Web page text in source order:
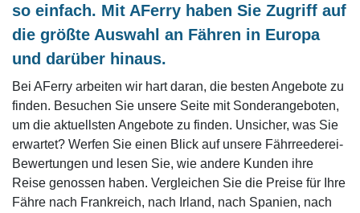
so einfach. Mit AFerry haben Sie Zugriff auf
die größte Auswahl an Fähren in Europa
und darüber hinaus.
Bei AFerry arbeiten wir hart daran, die besten Angebote zu
finden. Besuchen Sie unsere Seite mit Sonderangeboten,
um die aktuellsten Angebote zu finden. Unsicher, was Sie
erwartet? Werfen Sie einen Blick auf unsere Fährreederei-
Bewertungen und lesen Sie, wie andere Kunden ihre
Reise genossen haben. Vergleichen Sie die Preise für Ihre
Fähre nach Frankreich, nach Irland, nach Spanien, nach